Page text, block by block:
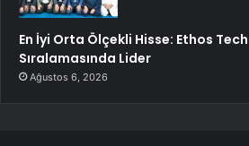
En İyi Orta Ölçekli Hisse: Ethos
Sıralamasında Lider
Ağustos 6, 2026